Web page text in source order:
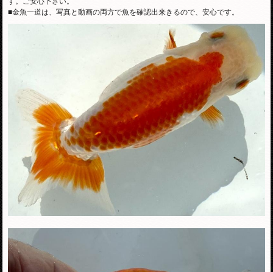
■金魚一道は、写真と動画の両方で魚を確認出来きるので、安心です。